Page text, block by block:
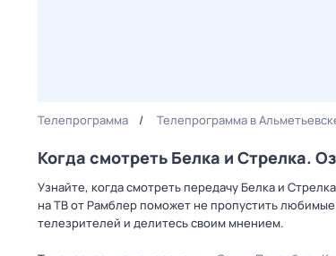
Телепрограмма Телепрограмма в
Когда смотреть Белка и Стрелка.
Узнайте, когда смотреть передачу Белка и
на ТВ от Рамблер поможет не пропустить
телезрителей и делитесь своим мнением.